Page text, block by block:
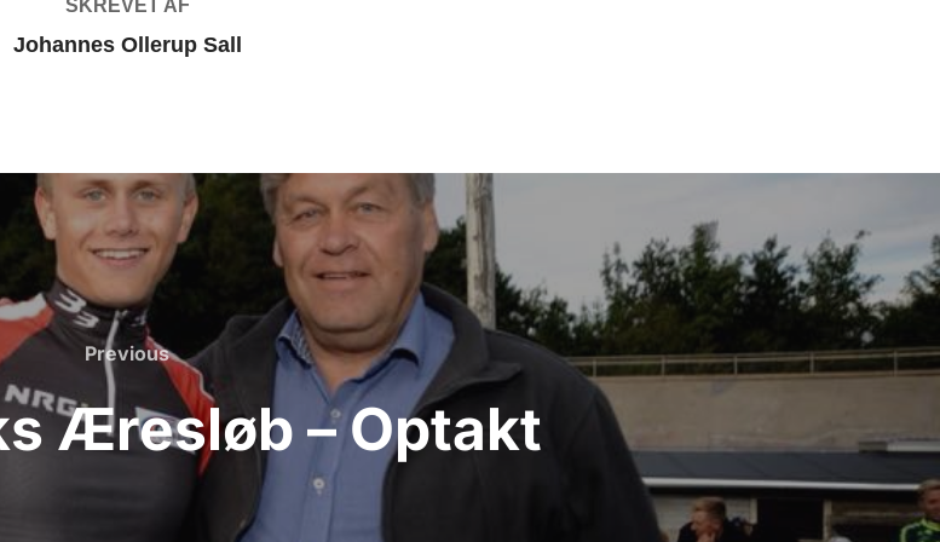
SKREVET AF
Johannes Ollerup Sall
Previous
Previous
Æresløb – Optakt